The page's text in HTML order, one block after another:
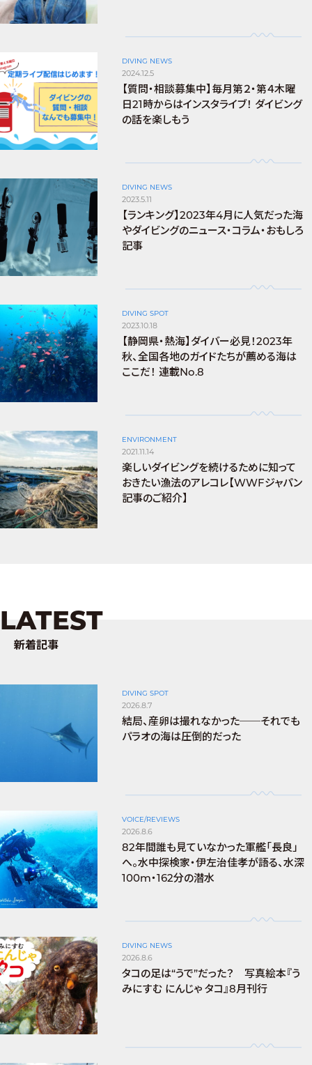
DIVING NEWS
2024.12.5
【質問・相談募集中】毎月第２・第４木曜
日21時からはインスタライブ！ ダイビング
の話を楽しもう
DIVING NEWS
2023.5.11
【ランキング】2023年4月に人気だった海
やダイビングのニュース・コラム・おもしろ
記事
DIVING SPOT
2023.10.18
【静岡県・熱海】ダイバー必見！2023年
秋、全国各地のガイドたちが薦める海は
ここだ！ 連載No.8
ENVIRONMENT
2021.11.14
楽しいダイビングを続けるために知って
おきたい漁法のアレコレ【WWFジャパン
記事のご紹介】
LATEST
新着記事
DIVING SPOT
2026.8.7
結局、産卵は撮れなかった──それでも
パラオの海は圧倒的だった
VOICE/REVIEWS
2026.8.6
82年間誰も見ていなかった軍艦「長良」
へ。水中探検家・伊左治佳孝が語る、水深
100m・162分の潜水
DIVING NEWS
2026.8.6
タコの足は“うで”だった？ 写真絵本『う
みにすむ にんじゃ タコ』8月刊行